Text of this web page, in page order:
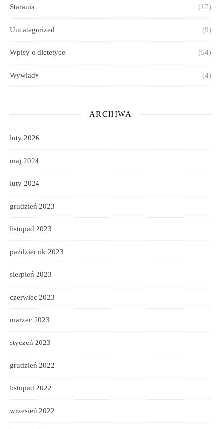
Starania (17)
Uncategorized (9)
Wpisy o dietetyce (54)
Wywiady (4)
ARCHIWA
luty 2026
maj 2024
luty 2024
grudzień 2023
listopad 2023
październik 2023
sierpień 2023
czerwiec 2023
marzec 2023
styczeń 2023
grudzień 2022
listopad 2022
wrzesień 2022